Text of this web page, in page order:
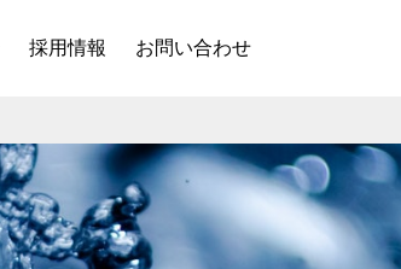
採用情報 お問い合わせ